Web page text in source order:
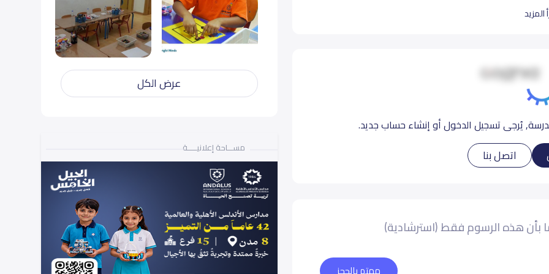
المزيد
-Teachers create their own educational
-In our program, parents truly become partners
يُرجى تسجيل الدخول أو إنشاء حساب جديد.
اتصل بنا
بأن هذه الرسوم فقط (استرشادية)
مهتم بالحجز
عرض الكل
مســـاحة إعلانيـــــة